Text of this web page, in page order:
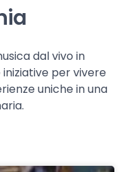
dal vivo in
per vivere
uniche in una